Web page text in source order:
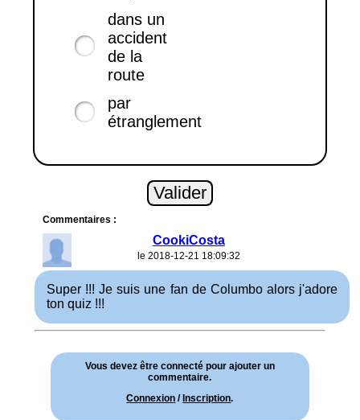
dans un
accident
de la
route
par
étranglement
Commentaires :
CookiCosta
le 2018-12-21 18:09:32
Super !!! Je suis une fan de Columbo alors j'adore
ton quiz !!!
Vous devez être connecté pour ajouter un
commentaire.
Connexion /Inscription.